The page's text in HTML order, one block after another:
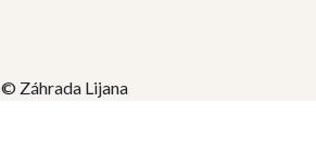
© Záhrada Lijana